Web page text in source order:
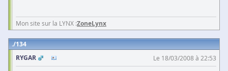
Mon site sur la LYNX :ZoneLynx
134
RYGAR
Le 18/03/2008 à 22:53